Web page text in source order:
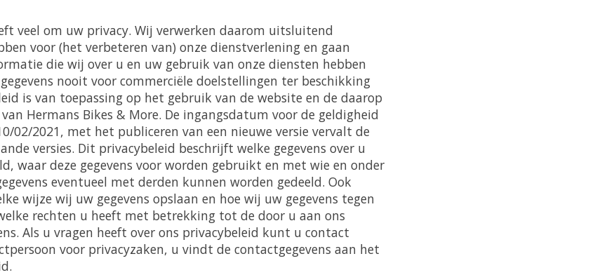
veel om uw privacy. Wij verwerken daarom uitsluitend
voor (het verbeteren van) onze dienstverlening en gaan
die wij over u en uw gebruik van onze diensten hebben
nooit voor commerciële doelstellingen ter beschikking
is van toepassing op het gebruik van de website en de daarop
Hermans Bikes & More. De ingangsdatum voor de geldigheid
02/2021, met het publiceren van een nieuwe versie vervalt de
versies. Dit privacybeleid beschrijft welke gegevens over u
waar deze gegevens voor worden gebruikt en met wie en onder
eventueel met derden kunnen worden gedeeld. Ook
wijze wij uw gegevens opslaan en hoe wij uw gegevens tegen
rechten u heeft met betrekking tot de door u aan ons
Als u vragen heeft over ons privacybeleid kunt u contact
voor privacyzaken, u vindt de contactgegevens aan het